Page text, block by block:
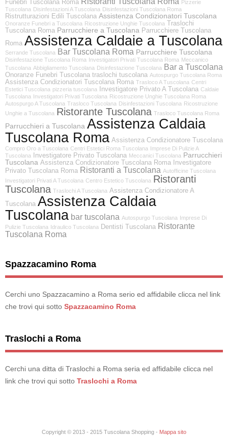
Funebri Tuscolana Roma
Pizzerie
Tuscolana Disinfestazioni A Tuscolana Disinfestazioni Tuscolana Roma
Ristrutturazioni Edili Tuscolana Assistenza Condizionatori Tuscolana
Onoranze Funebri a Tuscolana Ricostruzione Unghie Tuscolana
Traslochi
Tuscolana Roma Parrucchiere a Tuscolana Parrucchiere Tuscolana
Roma Assistenza Caldaie a Tuscolana
Serrande Tuscolana Bar Tuscolana Roma Parrucchiere Tuscolana
Disinfestazione Tuscolana Roma Investigatori Privati Tuscolana Roma Meccanico
Tuscolana Abbigliamento Tuscolana Disinfestazione Tuscolana Bar a Tuscolana
Onoranze Funebri Tuscolana traslochi tuscolana Autospurgo Tuscolana Roma
Assistenza Condizionatori Tuscolana Roma Trasloco A Tuscolana Centri
Estetici Tuscolana pizzeria tuscolana Investigatore Privato A Tuscolana Caldaie
Tuscolana Investigatori Privati Tuscolana Ricostruzione Unghie Tuscolana Roma
Autospurgo A Tuscolana Trasloco Tuscolana Disinfestazioni Tuscolana Ricostruzione
Unghie a Tuscolana Ristorante Tuscolana Trasloco Tuscolana Roma
Parrucchieri a Tuscolana Assistenza Caldaia
Tuscolana Roma Assistenza Condizionatore Tuscolana
Compro Oro a Tuscolana Centri Estetici Roma Tuscolana Imprese Di Pulizie A
Tuscolana
Investigatore Privato Tuscolana Meccanici Tuscolana Parrucchieri
Tuscolana Assistenza Condizionatore Tuscolana Roma
Investigatore
Privato Tuscolana Roma Ristoranti a Tuscolana Autofficine Tuscolana
Investigatori Privati A Tuscolana Centro Estetico Tuscolana Ristoranti
Tuscolana Traslochi A Tuscolana Assistenza Condizionatore A
Tuscolana Assistenza Caldaia
Tuscolana bar tuscolana Autospurgo Tuscolana Imprese Di
Pulizie Tuscolana Idraulico Tuscolana Dentisti Tuscolana Ristorante
Tuscolana Roma
Spazzacamino Roma
Cerchi uno Spazzacamino a Roma serio ed affidabile clicca nel link
che trovi qui sotto Spazzacamino Roma
Traslochi a Roma
Cerchi una ditta di Traslochi a Roma seria ed affidabile clicca nel
link che trovi qui sotto Traslochi a Roma
Copyright © 2013 - 2015 Tuscolana Shopping - Mappa sito